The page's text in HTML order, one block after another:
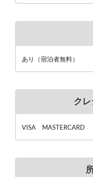
あり（宿泊者無料）
クレ
VISA MASTERCARD